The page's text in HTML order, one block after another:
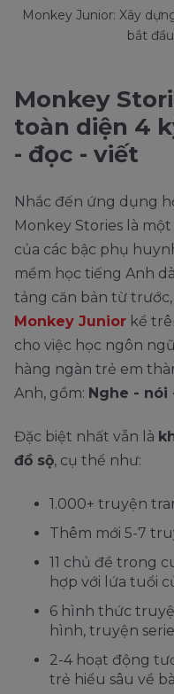
Monkey Junior: Xây
bắt
Monkey
toàn diện 4
- đọc - viết
Nhắc đến ứng dụng
Monkey Stories là
của các bậc phụ
mềm học tiếng Anh
tảng căn bản từ
Monkey Junior kể
cho việc học ngôn
hàng ngàn trẻ em
Anh, gồm: Nghe - nói
Đặc biệt nhất vẫn là
đồ sộ, cụ thể như:
1.000+ truyện
Thêm mới 5-7
11 chủ đề trong
hợp với lứa tuổi
6 hình thức
hình, truyện
2-4 hoạt động
trẻ hiểu sâu về